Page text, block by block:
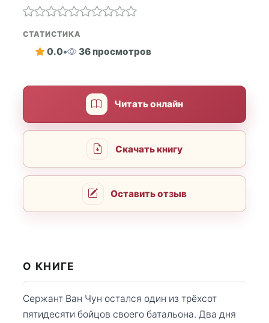
СТАТИСТИКА
0.0• 36 просмотров
Читать онлайн
Скачать книгу
Оставить отзыв
О КНИГЕ
Сержант Ван Чун остался один из трёхсот
пятидесяти бойцов своего батальона. Два дня